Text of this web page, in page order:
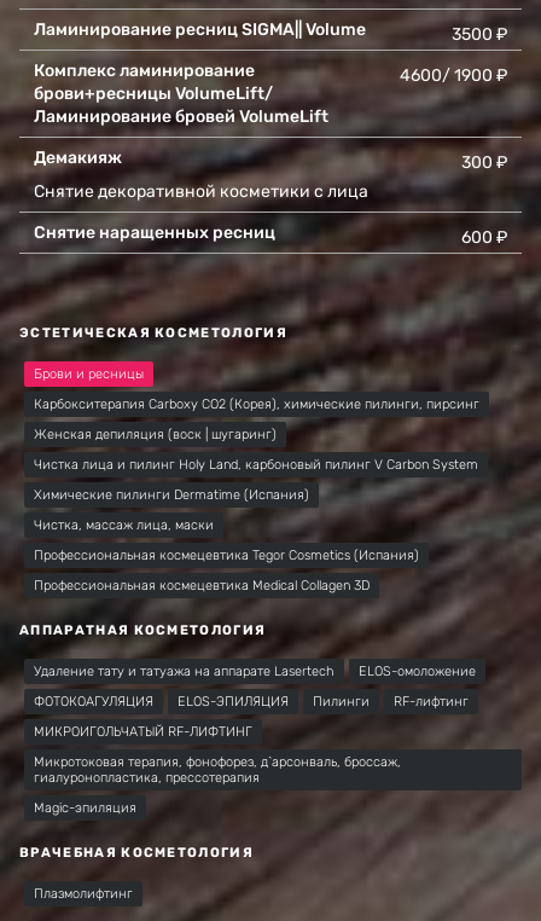
Ламинирование ресниц SIGMA|| Volume
3500 ₽
Комплекс ламинирование
брови+ресницы VolumeLift/
Ламинирование бровей VolumeLift
4600/ 1900 ₽
Демакияж
300 ₽
Снятие декоративной косметики с лица
Снятие наращенных ресниц
600 ₽
ЭСТЕТИЧЕСКАЯ КОСМЕТОЛОГИЯ
Брови и ресницы
Карбокситерапия Carboxy CO2 (Корея), химические пилинги, пирсинг
Женская депиляция (воск | шугаринг)
Чистка лица и пилинг Holy Land, карбоновый пилинг V Carbon System
Химические пилинги Dermatime (Испания)
Чистка, массаж лица, маски
Профессиональная космецевтика Tegor Cosmetics (Испания)
Профессиональная космецевтика Medical Collagen 3D
АППАРАТНАЯ КОСМЕТОЛОГИЯ
Удаление тату и татуажа на аппарате Lasertech
ELOS-омоложение
ФОТОКОАГУЛЯЦИЯ
ELOS-ЭПИЛЯЦИЯ Пилинги
RF-лифтинг
МИКРОИГОЛЬЧАТЫЙ RF-ЛИФТИНГ
Микротоковая терапия, фонофорез, д`арсонваль, броссаж,
гиалуронопластика, прессотерапия
Magic-эпиляция
ВРАЧЕБНАЯ КОСМЕТОЛОГИЯ
Плазмолифтинг